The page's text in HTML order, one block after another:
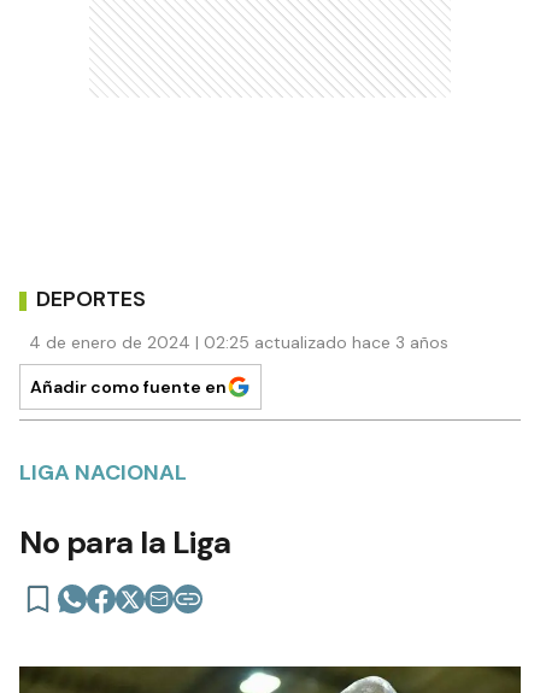
DEPORTES
4 de enero de 2024 | 02:25 actualizado hace 3 años
Añadir como fuente en
LIGA NACIONAL
No para la Liga